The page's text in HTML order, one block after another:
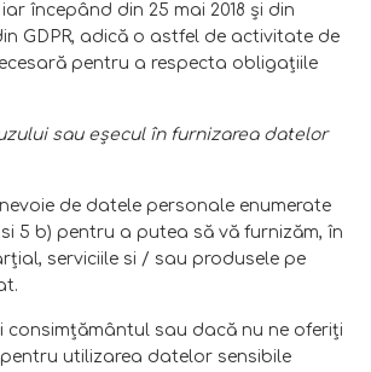
începând din 25 mai 2018 şi din
GDPR, adică o astfel de activitate de
pentru a respecta obligaţiile
sau eşecul în furnizarea datelor
de datele personale enumerate
5 b) pentru a putea să vă furnizăm, în
serviciile si / sau produsele pe
consimţământul sau dacă nu ne oferiţi
utilizarea datelor sensibile